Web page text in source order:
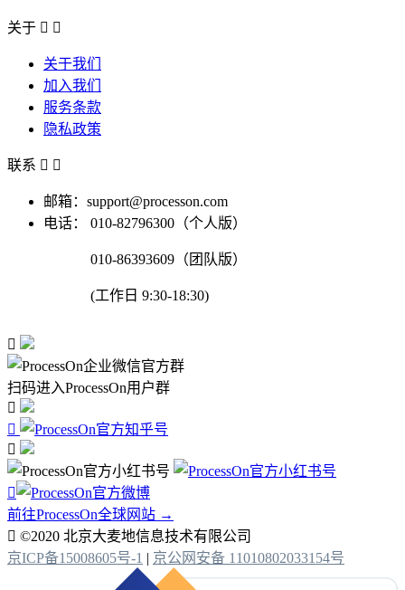
关于  
关于我们
加入我们
服务条款
隐私政策
联系  
邮箱：support@processon.com
电话：
010-82796300（个人版）
010-86393609（团队版）
(工作日 9:30-18:30)

扫码进入ProcessOn用户群




前往ProcessOn全球网站 →
 ©2020 北京大麦地信息技术有限公司
京ICP备15008605号-1 | 京公网安备 11010802033154号